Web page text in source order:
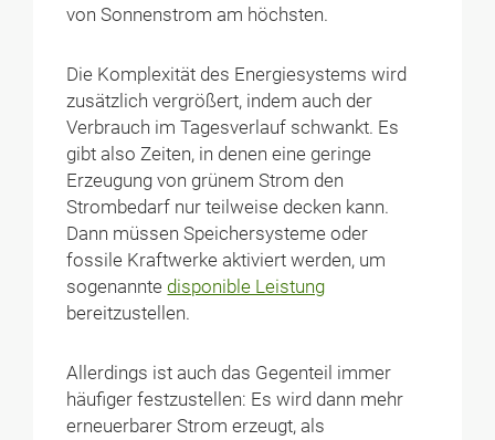
von Sonnenstrom am höchsten.
Die Komplexität des Energiesystems wird
zusätzlich vergrößert, indem auch der
Verbrauch im Tagesverlauf schwankt. Es
gibt also Zeiten, in denen eine geringe
Erzeugung von grünem Strom den
Strombedarf nur teilweise decken kann.
Dann müssen Speichersysteme oder
fossile Kraftwerke aktiviert werden, um
sogenannte disponible Leistung
bereitzustellen.
Allerdings ist auch das Gegenteil immer
häufiger festzustellen: Es wird dann mehr
erneuerbarer Strom erzeugt, als